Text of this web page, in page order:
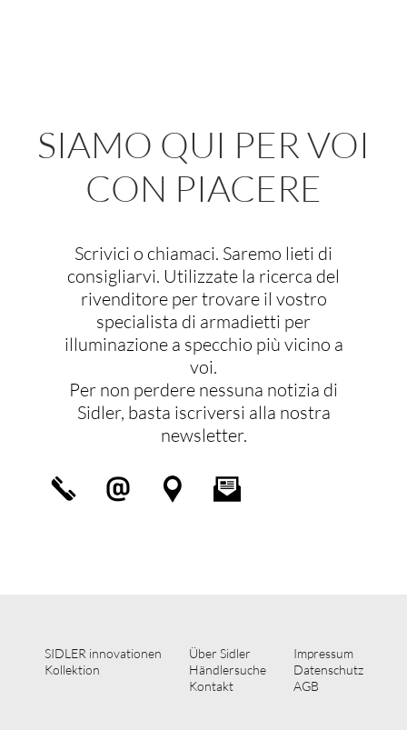
SIAMO QUI PER VOI
CON PIACERE
Scrivici o chiamaci. Saremo lieti di
consigliarvi. Utilizzate la ricerca del
rivenditore per trovare il vostro
specialista di armadietti per
illuminazione a specchio più vicino a
voi.
Per non perdere nessuna notizia di
Sidler, basta iscriversi alla nostra
newsletter.
SIDLER innovationen
Kollektion
Über Sidler
Händlersuche
Kontakt
Impressum
Datenschutz
AGB